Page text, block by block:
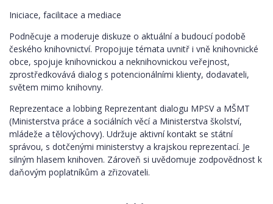
Iniciace, facilitace a mediace
Podněcuje a moderuje diskuze o aktuální a budoucí podobě
českého knihovnictví. Propojuje témata uvnitř i vně knihovnické
obce, spojuje knihovnickou a neknihovnickou veřejnost,
zprostředkovává dialog s potencionálními klienty, dodavateli,
světem mimo knihovny.
Reprezentace a lobbing Reprezentant dialogu MPSV a MŠMT
(Ministerstva práce a sociálních věcí a Ministerstva školství,
mládeže a tělovýchovy). Udržuje aktivní kontakt se státní
správou, s dotčenými ministerstvy a krajskou reprezentací. Je
silným hlasem knihoven. Zároveň si uvědomuje zodpovědnost k
daňovým poplatníkům a zřizovateli.